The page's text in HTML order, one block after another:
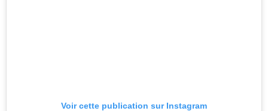
Voir cette publication sur Instagram